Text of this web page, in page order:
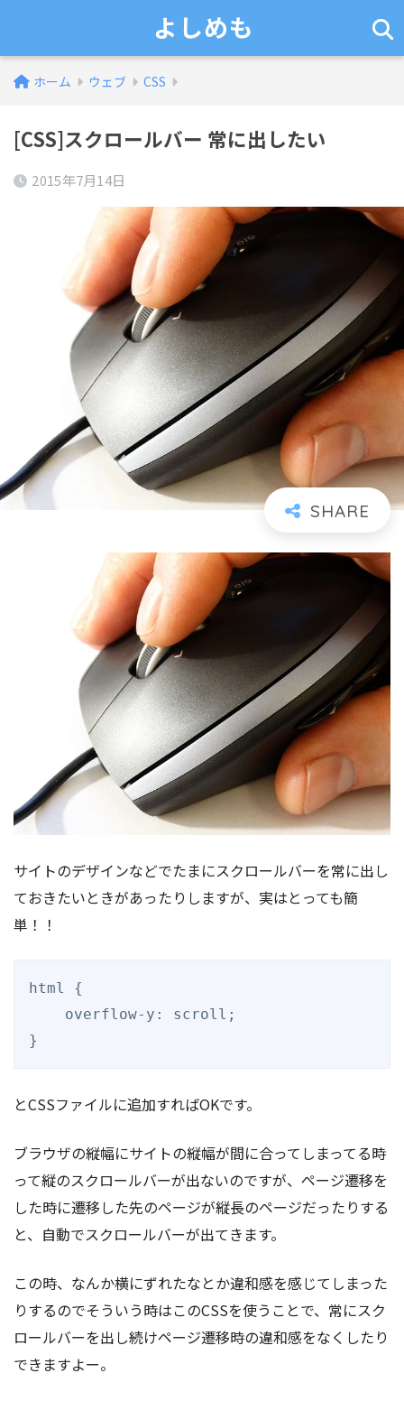
よしめも
ホーム ウェブ CSS
[CSS]スクロールバー 常に出したい
2015年7月14日
サイトのデザインなどでたまにスクロールバーを常に出し
ておきたいときがあったりしますが、実はとっても簡
単！！
html {
}
とCSSファイルに追加すればOKです。
ブラウザの縦幅にサイトの縦幅が間に合ってしまってる時
って縦のスクロールバーが出ないのですが、ページ遷移を
した時に遷移した先のページが縦長のページだったりする
と、自動でスクロールバーが出てきます。
この時、なんか横にずれたなとか違和感を感じてしまった
りするのでそういう時はこのCSSを使うことで、常にスク
ロールバーを出し続けページ遷移時の違和感をなくしたり
できますよー。